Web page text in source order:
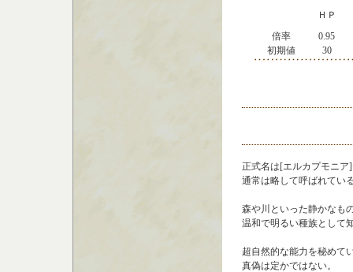
ＨＰ
倍率
0.95
初期値
30
正式名は[エルカプモニア
通常は略して呼ばれてい
森や川といった静かなも
温和で明るい種族として
超自然的な能力を秘めて
真偽は定かではない。